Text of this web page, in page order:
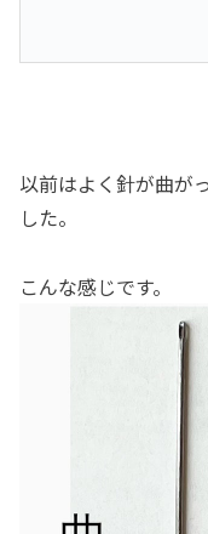
以前はよく針が曲が
した。
こんな感じです。